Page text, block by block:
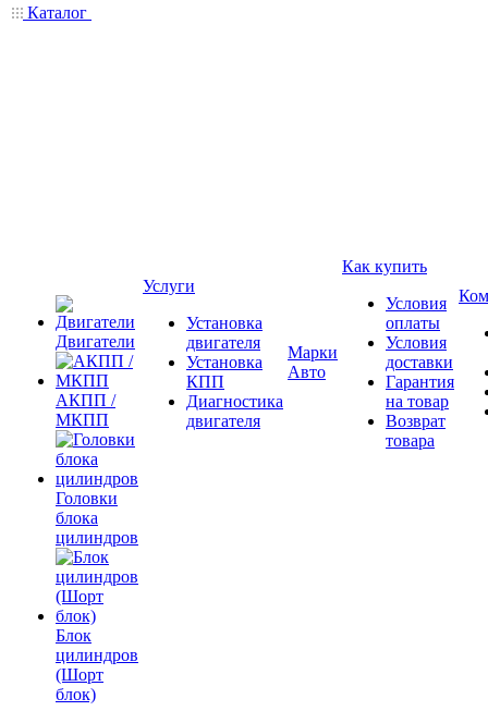
Каталог
Двигатели
АКПП /
МКПП
Головки
блока
цилиндров
Блок
цилиндров
(Шорт
блок)
Услуги
Установка
двигателя
Установка
КПП
Диагностика
двигателя
Марки
Авто
Как купить
Условия
оплаты
Условия
доставки
Гарантия
на товар
Возврат
товара